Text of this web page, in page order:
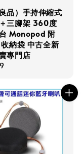
品）手持伸縮式
三腳架 360度
Monopod 附
納袋 中古全新
專門店